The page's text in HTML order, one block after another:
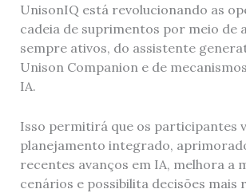
UnisonIQ está revolucionando as
cadeia de suprimentos por meio de
sempre ativos, do assistente
Unison Companion e de
IA.
Isso permitirá que os participantes
planejamento integrado,
recentes avanços em IA, melhora a
cenários e possibilita decisões mais